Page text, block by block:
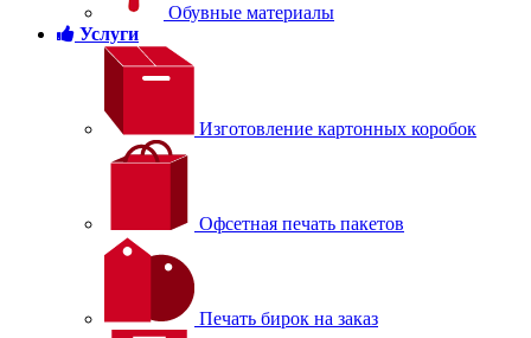
Обувные материалы
Услуги
Изготовление картонных коробок
Офсетная печать пакетов
Печать бирок на заказ